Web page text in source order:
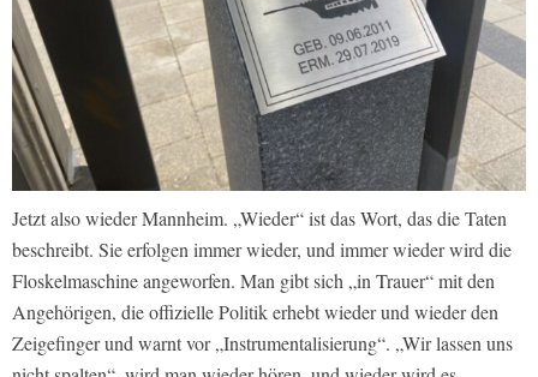
Jetzt also wieder Mannheim. „Wieder“ ist das Wort, das die Taten
beschreibt. Sie erfolgen immer wieder, und immer wieder wird die
Floskelmaschine angeworfen. Man gibt sich „in Trauer“ mit den
Angehörigen, die offizielle Politik erhebt wieder und wieder den
Zeigefinger und warnt vor „Instrumentalisierung“. „Wir lassen uns